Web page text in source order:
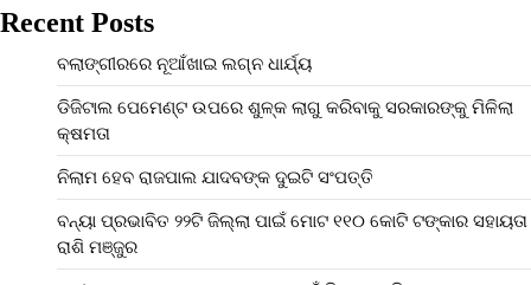
Recent Posts
ବଲାଙ୍ଗୀରରେ ନୂଆଁଖାଇ ଲଗ୍ନ ଧାର୍ଯ୍ୟ
ଡିଜିଟାଲ ପେମେଣ୍ଟ ଉପରେ ଶୁଳ୍କ ଲାଗୁ କରିବାକୁ ସରକାରଙ୍କୁ ମିଳିଲା
କ୍ଷମତା
ନିଲାମ ହେବ ରାଜପାଲ ଯାଦବଙ୍କ ଦୁଇଟି ସଂପତ୍ତି
ବନ୍ୟା ପ୍ରଭାବିତ ୨୨ଟି ଜିଲ୍ଲା ପାଇଁ ମୋଟ ୧୧୦ କୋଟି ଟଙ୍କାର ସହାୟତା
ରାଶି ମଞ୍ଜୁର